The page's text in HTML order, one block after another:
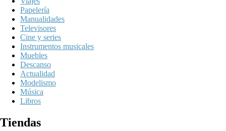
Papelería
Manualidades
Televisores
Cine y series
Instrumentos musicales
Muebles
Descanso
Actualidad
Modelismo
Música
Libros
Tiendas